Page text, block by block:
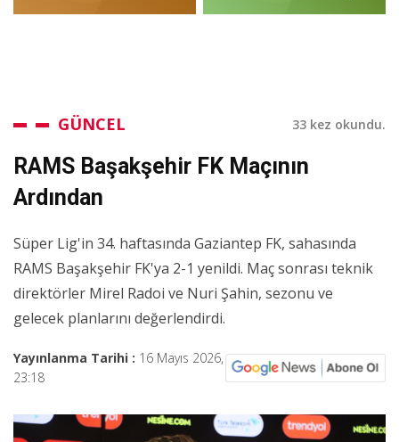
GÜNCEL 33 kez okundu.
RAMS Başakşehir FK Maçının
Ardından
Süper Lig'in 34. haftasında Gaziantep FK, sahasında
RAMS Başakşehir FK'ya 2-1 yenildi. Maç sonrası teknik
direktörler Mirel Radoi ve Nuri Şahin, sezonu ve
gelecek planlarını değerlendirdi.
Yayınlanma Tarihi : 16 Mayıs 2026,
23:18